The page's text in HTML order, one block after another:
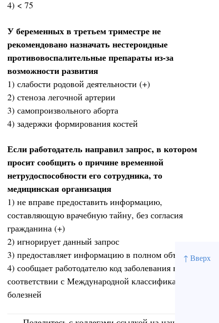
↑ Вверх
4) < 75
У беременных в третьем триместре не
рекомендовано назначать нестероидные
противовоспалительные препараты из-за
возможности развития
1) слабости родовой деятельности (+)
2) стеноза легочной артерии
3) самопроизвольного аборта
4) задержки формирования костей
Если работодатель направил запрос, в котором
просит сообщить о причине временной
нетрудоспособности его сотрудника, то
медицинская организация
1) не вправе предоставить информацию,
составляющую врачебную тайну, без согласия
гражданина (+)
2) игнорирует данный запрос
3) предоставляет информацию в полном объеме
4) сообщает работодателю код заболевания в
соответствии с Международной классификацией
болезней